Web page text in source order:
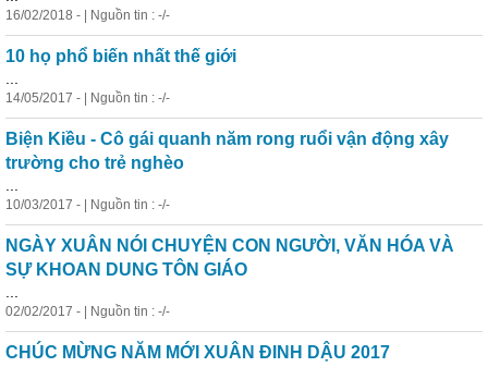
16/02/2018 - | Nguồn tin : -/-
10 họ phổ biến nhất thế giới
14/05/2017 - | Nguồn tin : -/-
Biện Kiều - Cô gái quanh năm rong ruổi vận động xây
trường cho trẻ nghèo
10/03/2017 - | Nguồn tin : -/-
NGÀY XUÂN NÓI CHUYỆN CON NGƯỜI, VĂN HÓA VÀ
SỰ KHOAN DUNG TÔN GIÁO
02/02/2017 - | Nguồn tin : -/-
CHÚC MỪNG NĂM MỚI XUÂN ĐINH DẬU 2017